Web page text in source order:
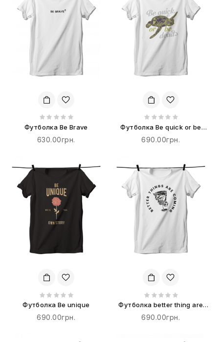
Футболка Be Brave
630.00грн.
Футболка Be quick or be
dead
690.00грн.
Футболка Be unique
690.00грн.
Футболка better thing are
coming
690.00грн.